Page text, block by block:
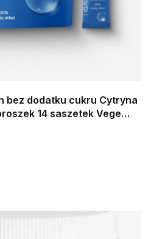
bez dodatku cukru Cytryna
14 saszetek Vege
organizmu